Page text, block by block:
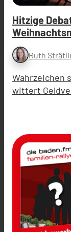
Hitzige
Ruth
Wahrzeichen
wittert